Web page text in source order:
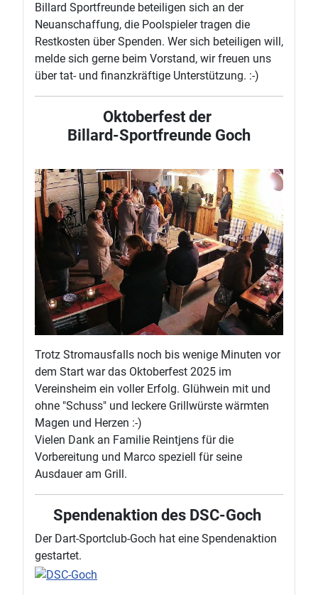
Billard Sportfreunde beteiligen sich an der
Neuanschaffung, die Poolspieler tragen die
Restkosten über Spenden. Wer sich beteiligen will,
melde sich gerne beim Vorstand, wir freuen uns
über tat- und finanzkräftige Unterstützung. :-)
Oktoberfest der
Billard-Sportfreunde Goch
Trotz Stromausfalls noch bis wenige Minuten vor
dem Start war das Oktoberfest 2025 im
Vereinsheim ein voller Erfolg. Glühwein mit und
ohne "Schuss" und leckere Grillwürste wärmten
Magen und Herzen :-)
Vielen Dank an Familie Reintjens für die
Vorbereitung und Marco speziell für seine
Ausdauer am Grill.
Spendenaktion des DSC-Goch
Der Dart-Sportclub-Goch hat eine Spendenaktion
gestartet.